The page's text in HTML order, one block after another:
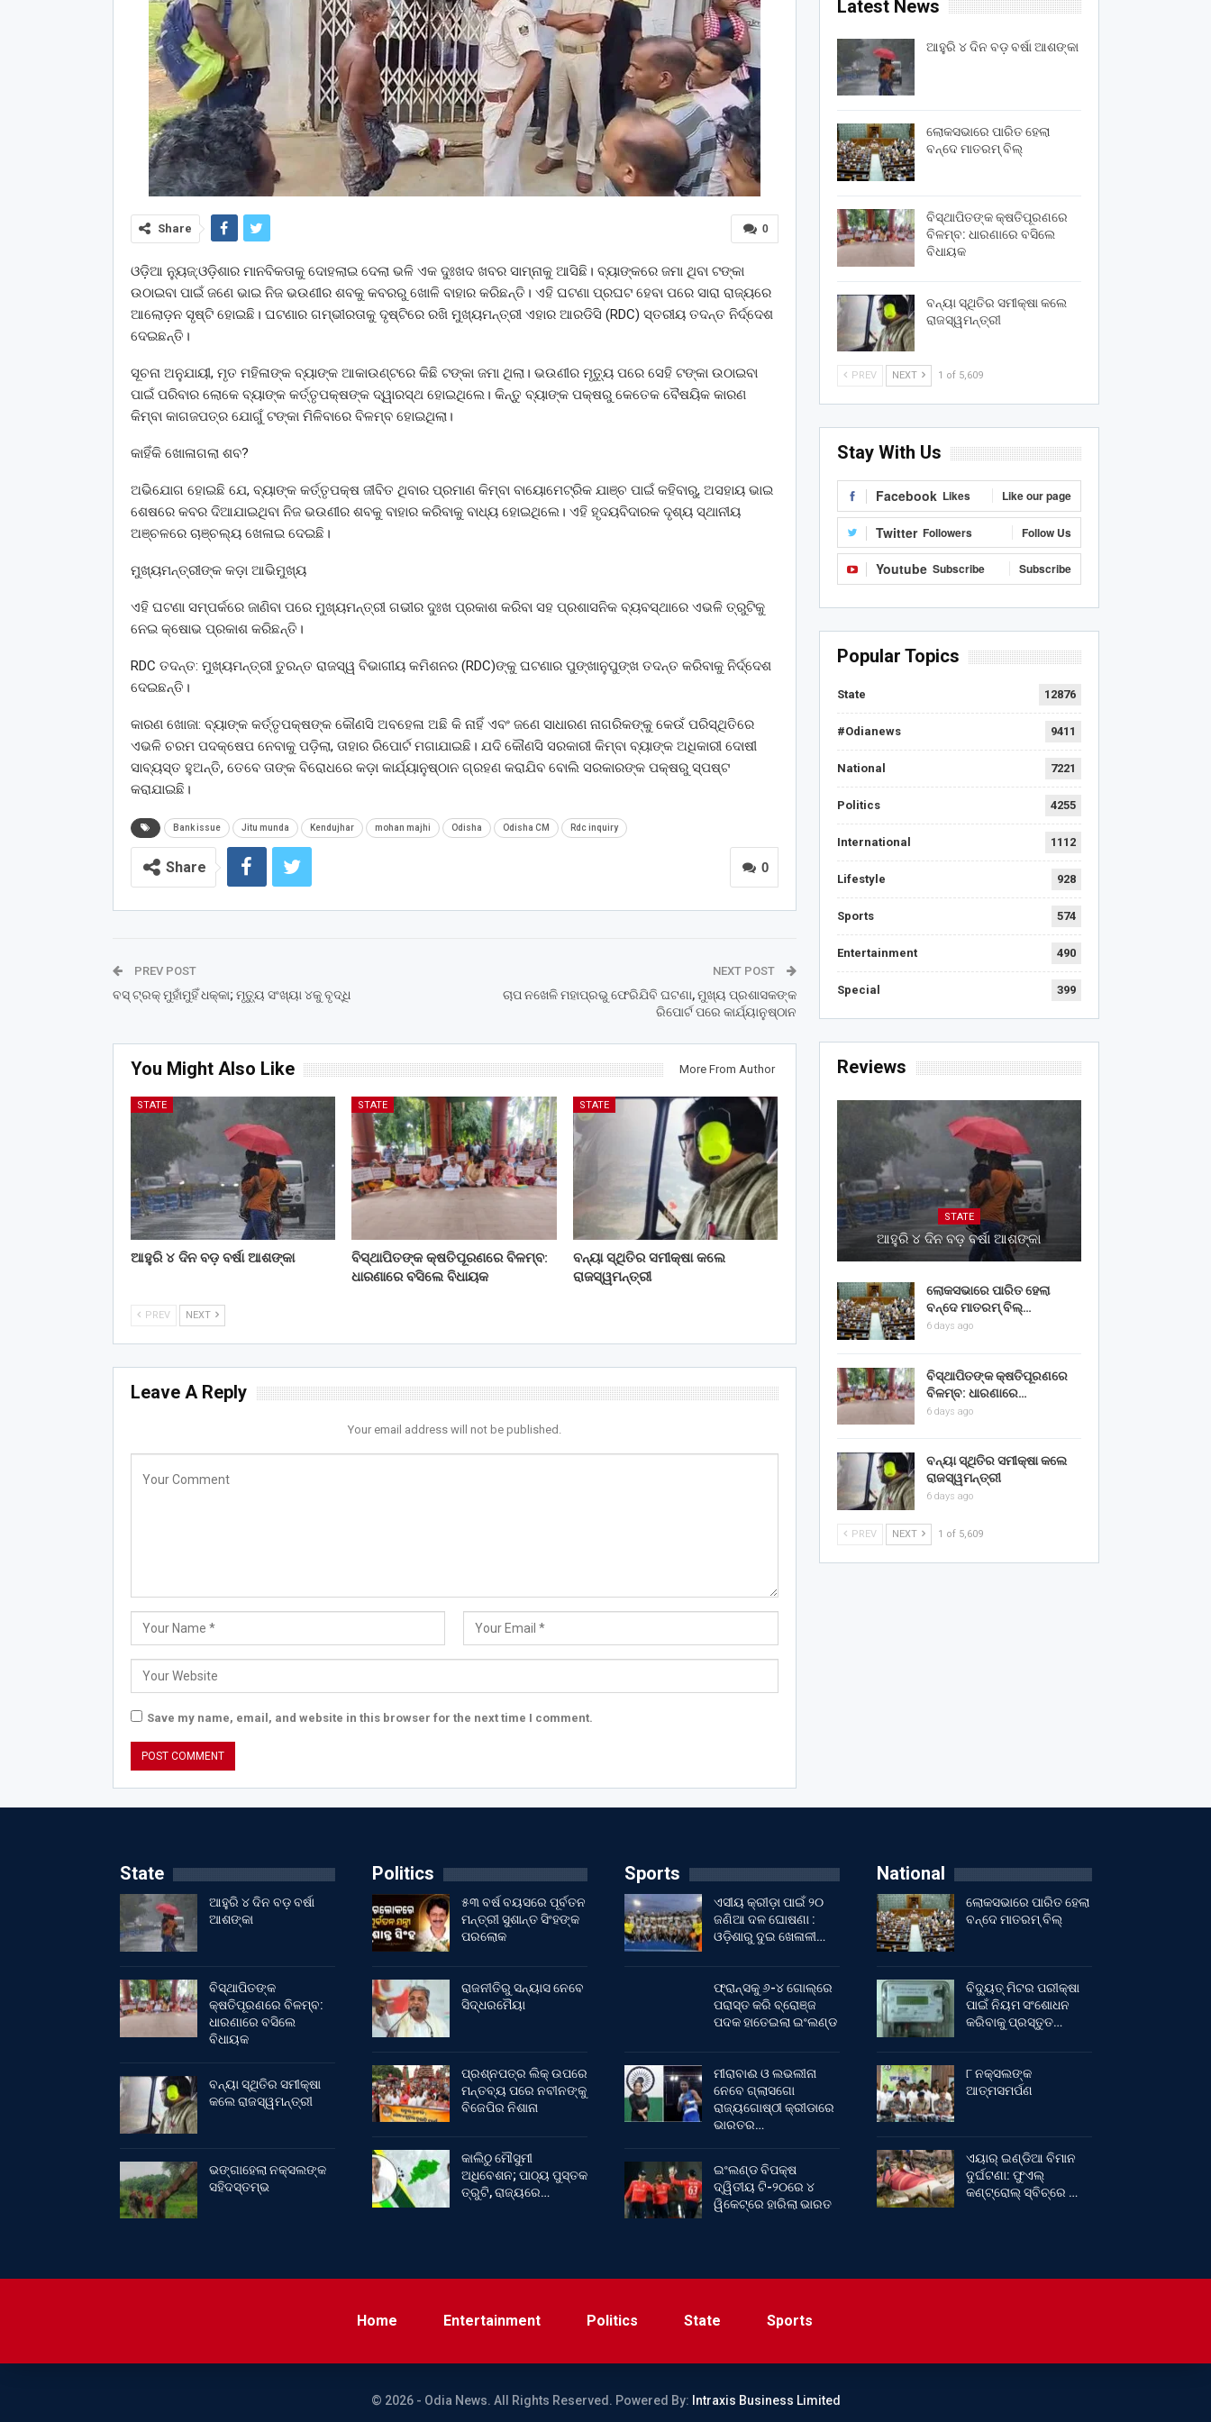
0
Share
ଓଡ଼ିଆ ନ୍ୟୁଜ୍:ଓଡ଼ିଶାର ମାନବିକତାକୁ ଦୋହଲାଇ ଦେଲା ଭଳି ଏକ ଦୁଃଖଦ ଖବର ସାମ୍ନାକୁ ଆସିଛି। ବ୍ୟାଙ୍କରେ ଜମା ଥିବା ଟଙ୍କା
ଉଠାଇବା ପାଇଁ ଜଣେ ଭାଇ ନିଜ ଭଉଣୀର ଶବକୁ କବରରୁ ଖୋଳି ବାହାର କରିଛନ୍ତି। ଏହି ଘଟଣା ପ୍ରଘଟ ହେବା ପରେ ସାରା ରାଜ୍ୟରେ
ଆଲୋଡ଼ନ ସୃଷ୍ଟି ହୋଇଛି। ଘଟଣାର ଗମ୍ଭୀରତାକୁ ଦୃଷ୍ଟିରେ ରଖି ମୁଖ୍ୟମନ୍ତ୍ରୀ ଏହାର ଆରଡିସି (RDC) ସ୍ତରୀୟ ତଦନ୍ତ ନିର୍ଦ୍ଦେଶ
ଦେଇଛନ୍ତି।
ସୂଚନା ଅନୁଯାୟୀ, ମୃତ ମହିଳାଙ୍କ ବ୍ୟାଙ୍କ ଆକାଉଣ୍ଟରେ କିଛି ଟଙ୍କା ଜମା ଥିଲା। ଭଉଣୀର ମୃତ୍ୟୁ ପରେ ସେହି ଟଙ୍କା ଉଠାଇବା
ପାଇଁ ପରିବାର ଲୋକେ ବ୍ୟାଙ୍କ କର୍ତ୍ତୃପକ୍ଷଙ୍କ ଦ୍ୱାରସ୍ଥ ହୋଇଥିଲେ। କିନ୍ତୁ ବ୍ୟାଙ୍କ ପକ୍ଷରୁ କେତେକ ବୈଷୟିକ କାରଣ
କିମ୍ବା କାଗଜପତ୍ର ଯୋଗୁଁ ଟଙ୍କା ମିଳିବାରେ ବିଳମ୍ବ ହୋଇଥିଲା।
​କାହିଁକି ଖୋଳାଗଲା ଶବ?
ଅଭିଯୋଗ ହୋଇଛି ଯେ, ବ୍ୟାଙ୍କ କର୍ତ୍ତୃପକ୍ଷ ଜୀବିତ ଥିବାର ପ୍ରମାଣ କିମ୍ବା ବାୟୋମେଟ୍ରିକ ଯାଞ୍ଚ ପାଇଁ କହିବାରୁ, ଅସହାୟ ଭାଇ
ଶେଷରେ କବର ଦିଆଯାଇଥିବା ନିଜ ଭଉଣୀର ଶବକୁ ବାହାର କରିବାକୁ ବାଧ୍ୟ ହୋଇଥିଲେ। ଏହି ହୃଦୟବିଦାରକ ଦୃଶ୍ୟ ସ୍ଥାନୀୟ
ଅଞ୍ଚଳରେ ଚାଞ୍ଚଲ୍ୟ ଖେଳାଇ ଦେଇଛି।
ମୁଖ୍ୟମନ୍ତ୍ରୀଙ୍କ କଡ଼ା ଆଭିମୁଖ୍ୟ
​ଏହି ଘଟଣା ସମ୍ପର୍କରେ ଜାଣିବା ପରେ ମୁଖ୍ୟମନ୍ତ୍ରୀ ଗଭୀର ଦୁଃଖ ପ୍ରକାଶ କରିବା ସହ ପ୍ରଶାସନିକ ବ୍ୟବସ୍ଥାରେ ଏଭଳି ତ୍ରୁଟିକୁ
ନେଇ କ୍ଷୋଭ ପ୍ରକାଶ କରିଛନ୍ତି।
​RDC ତଦନ୍ତ: ମୁଖ୍ୟମନ୍ତ୍ରୀ ତୁରନ୍ତ ରାଜସ୍ୱ ବିଭାଗୀୟ କମିଶନର (RDC)ଙ୍କୁ ଘଟଣାର ପୁଙ୍ଖାନୁପୁଙ୍ଖ ତଦନ୍ତ କରିବାକୁ ନିର୍ଦ୍ଦେଶ
ଦେଇଛନ୍ତି।
​କାରଣ ଖୋଜା: ବ୍ୟାଙ୍କ କର୍ତ୍ତୃପକ୍ଷଙ୍କ କୌଣସି ଅବହେଳା ଅଛି କି ନାହିଁ ଏବଂ ଜଣେ ସାଧାରଣ ନାଗରିକଙ୍କୁ କେଉଁ ପରିସ୍ଥିତିରେ
ଏଭଳି ଚରମ ପଦକ୍ଷେପ ନେବାକୁ ପଡ଼ିଲା, ତାହାର ରିପୋର୍ଟ ମଗାଯାଇଛି। ଯଦି କୌଣସି ସରକାରୀ କିମ୍ବା ବ୍ୟାଙ୍କ ଅଧିକାରୀ ଦୋଷୀ
ସାବ୍ୟସ୍ତ ହୁଅନ୍ତି, ତେବେ ତାଙ୍କ ବିରୋଧରେ କଡ଼ା କାର୍ଯ୍ୟାନୁଷ୍ଠାନ ଗ୍ରହଣ କରାଯିବ ବୋଲି ସରକାରଙ୍କ ପକ୍ଷରୁ ସ୍ପଷ୍ଟ
କରାଯାଇଛି।
Bank issue Jitu munda Kendujhar mohan majhi Odisha Odisha CM Rdc inquiry
0
Share
PREV POST
ବସ୍‌ ଟ୍ରକ୍ ମୁହାଁମୁହିଁ ଧକ୍କା; ମୃତ୍ୟୁ ସଂଖ୍ୟା ୪କୁ ବୃଦ୍ଧି
NEXT POST
ଚାପ ନଖେଳି ମହାପ୍ରଭୁ ଫେରିଯିବି ଘଟଣା, ମୁଖ୍ୟ ପ୍ରଶାସକଙ୍କ
ରିପୋର୍ଟ ପରେ କାର୍ଯ୍ୟାନୁଷ୍ଠାନ
You Might Also Like More From Author
STATE
ଆହୁରି ୪ ଦିନ ବଡ଼ ବର୍ଷା ଆଶଙ୍କା
STATE
ବିସ୍ଥାପିତଙ୍କ କ୍ଷତିପୂରଣରେ ବିଳମ୍ବ:
ଧାରଣାରେ ବସିଲେ ବିଧାୟକ
STATE
ବନ୍ୟା ସ୍ଥିତିର ସମୀକ୍ଷା କଲେ
ରାଜସ୍ୱମନ୍ତ୍ରୀ
PREV NEXT
Leave A Reply
Your email address will not be published.
Save my name, email, and website in this browser for the next time I comment.
Latest News
ଆହୁରି ୪ ଦିନ ବଡ଼ ବର୍ଷା ଆଶଙ୍କା
ଲୋକସଭାରେ ପାରିତ ହେଲା
ବନ୍ଦେ ମାତରମ୍‌ ବିଲ୍‌
ବିସ୍ଥାପିତଙ୍କ କ୍ଷତିପୂରଣରେ
ବିଳମ୍ବ: ଧାରଣାରେ ବସିଲେ
ବିଧାୟକ
ବନ୍ୟା ସ୍ଥିତିର ସମୀକ୍ଷା କଲେ
ରାଜସ୍ୱମନ୍ତ୍ରୀ
PREV NEXT 1 of 5,609
Stay With Us
Facebook Likes Like our page
Twitter Followers Follow Us
Youtube Subscribe Subscribe
Popular Topics
State 12876
#Odianews 9411
National 7221
Politics 4255
International 1112
Lifestyle 928
Sports 574
Entertainment 490
Special 399
Reviews
STATE
ଆହୁରି ୪ ଦିନ ବଡ଼ ବର୍ଷା ଆଶଙ୍କା
ଲୋକସଭାରେ ପାରିତ ହେଲା
ବନ୍ଦେ ମାତରମ୍‌ ବିଲ୍‌…
6 days ago
ବିସ୍ଥାପିତଙ୍କ କ୍ଷତିପୂରଣରେ
ବିଳମ୍ବ: ଧାରଣାରେ…
6 days ago
ବନ୍ୟା ସ୍ଥିତିର ସମୀକ୍ଷା କଲେ
ରାଜସ୍ୱମନ୍ତ୍ରୀ
6 days ago
PREV NEXT 1 of 5,609
State
ଆହୁରି ୪ ଦିନ ବଡ଼ ବର୍ଷା
ଆଶଙ୍କା
ବିସ୍ଥାପିତଙ୍କ
କ୍ଷତିପୂରଣରେ ବିଳମ୍ବ:
ଧାରଣାରେ ବସିଲେ
ବିଧାୟକ
ବନ୍ୟା ସ୍ଥିତିର ସମୀକ୍ଷା
କଲେ ରାଜସ୍ୱମନ୍ତ୍ରୀ
ଭଙ୍ଗାହେଲା ନକ୍ସଲଙ୍କ
ସହିଦସ୍ତମ୍ଭ
Politics
୫୩ ବର୍ଷ ବୟସରେ ପୂର୍ବତନ
ମନ୍ତ୍ରୀ ସୁଶାନ୍ତ ସିଂହଙ୍କ
ପରଲୋକ
ରାଜନୀତିରୁ ସନ୍ୟାସ ନେବେ
ସିଦ୍ଧରମୈୟା
ପ୍ରଶ୍ନପତ୍ର ଲିକ୍ ଉପରେ
ମନ୍ତବ୍ୟ ପରେ ନବୀନଙ୍କୁ
ବିଜେପିର ନିଶାନା
କାଲିଠୁ ମୌସୁମୀ
ଅଧିବେଶନ; ପାଠ୍ୟ ପୁସ୍ତକ
ତ୍ରୁଟି, ରାଜ୍ୟରେ…
Sports
ଏସୀୟ କ୍ରୀଡ଼ା ପାଇଁ ୨୦
ଜଣିଆ ଦଳ ଘୋଷଣା :
ଓଡ଼ିଶାରୁ ଦୁଇ ଖେଳାଳୀ…
ଫ୍ରାନ୍ସକୁ ୬-୪ ଗୋଲ୍‌ରେ
ପରାସ୍ତ କରି ବ୍ରୋଞ୍ଜ
ପଦକ ହାତେଇଲା ଇଂଲଣ୍ଡ
ମୀରାବାଈ ଓ ଲଭଲୀନା
ନେବେ ଗ୍ଲାସଗୋ
ରାଜ୍ୟଗୋଷ୍ଠୀ କ୍ରୀଡାରେ
ଭାରତର…
ଇଂଲଣ୍ଡ ବିପକ୍ଷ
ଦ୍ୱିତୀୟ ଟି-୨୦ରେ ୪
ୱିକେଟ୍‌ରେ ହାରିଲା ଭାରତ
National
ଲୋକସଭାରେ ପାରିତ ହେଲା
ବନ୍ଦେ ମାତରମ୍‌ ବିଲ୍‌
ବିଦ୍ୟୁତ୍ ମିଟର ପରୀକ୍ଷା
ପାଇଁ ନିୟମ ସଂଶୋଧନ
କରିବାକୁ ପ୍ରସ୍ତୁତ…
୮ ନକ୍ସଲଙ୍କ
ଆତ୍ମସମର୍ପଣ
ଏୟାର୍ ଇଣ୍ଡିଆ ବିମାନ
ଦୁର୍ଘଟଣା: ଫୁଏଲ୍‌
କଣ୍ଟ୍ରୋଲ୍‌ ସ୍ବିଚ୍‌ରେ …
Home Entertainment Politics State Sports
© 2026 - Odia News. All Rights Reserved. Powered By: Intraxis Business Limited